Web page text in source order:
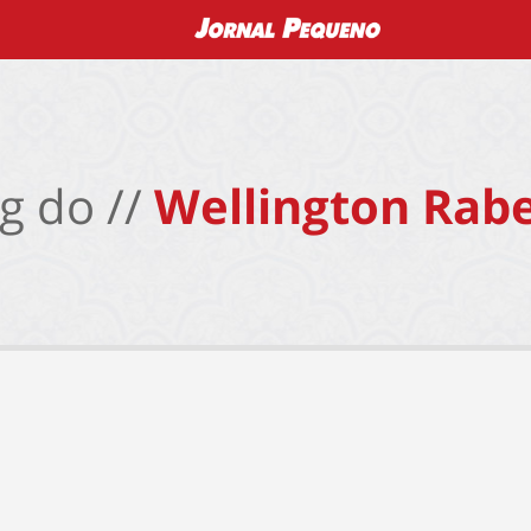
do // Wellington